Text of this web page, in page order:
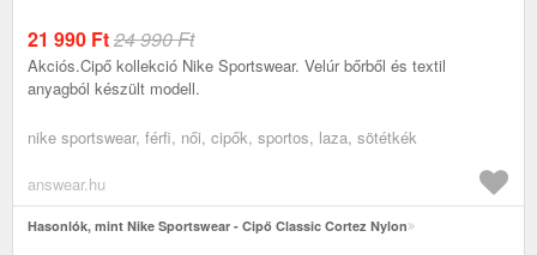
21 990 Ft24 990 Ft
Akciós.Cipő kollekció Nike Sportswear. Velúr bőrből és textil
anyagból készült modell.
nike sportswear, férfi, női, cipők, sportos, laza, sötétkék
answear.hu
Hasonlók, mint Nike Sportswear - Cipő Classic Cortez Nylon